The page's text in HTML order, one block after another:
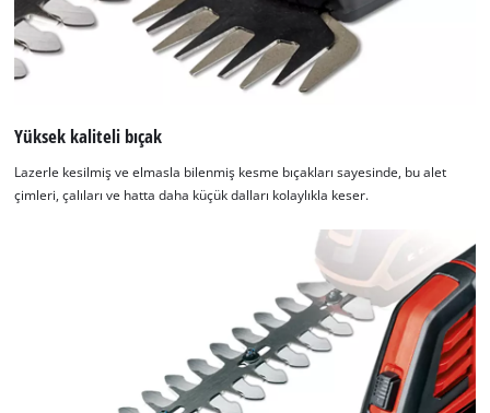
Yüksek kaliteli bıçak
Lazerle kesilmiş ve elmasla bilenmiş kesme bıçakları sayesinde, bu alet
çimleri, çalıları ve hatta daha küçük dalları kolaylıkla keser.